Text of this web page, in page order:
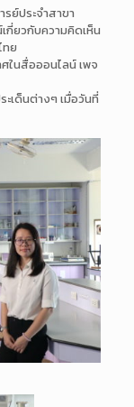
ย์ประจำสาขา
กี่ยวกับความคิดเห็น
ทย
ในสื่อออนไลน์ เพจ
เด็นต่างๆ เมื่อวันที่